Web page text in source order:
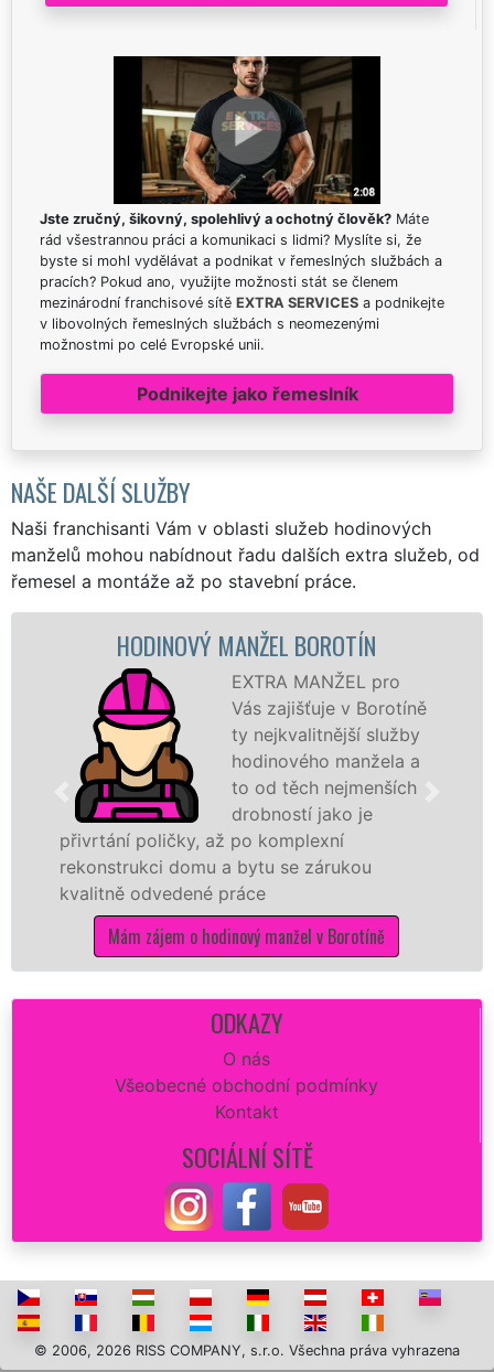
Jste zručný, šikovný, spolehlivý a ochotný člověk? Máte
rád všestrannou práci a komunikaci s lidmi? Myslíte si, že
byste si mohl vydělávat a podnikat v řemeslných službách a
pracích? Pokud ano, využijte možnosti stát se členem
mezinárodní franchisové sítě EXTRA SERVICES a podnikejte
v libovolných řemeslných službách s neomezenými
možnostmi po celé Evropské unii.
Podnikejte jako řemeslník
NAŠE DALŠÍ SLUŽBY
Naši franchisanti Vám v oblasti služeb hodinových
manželů mohou nabídnout řadu dalších extra služeb, od
řemesel a montáže až po stavební práce.
MANŽEL BOROTÍN
EXTRA MANŽEL pro
Vás zajišťuje v Borotíně
ty nejkvalitnější služby
hodinového manžela a
to od těch nejmenších
drobností jako je
až po komplexní
a bytu se zárukou
práce
o hodinový manžel v Borotíně
proto jsme
potřebné
Mám
ODKAZY
O nás
Všeobecné obchodní podmínky
Kontakt
SOCIÁLNÍ SÍTĚ